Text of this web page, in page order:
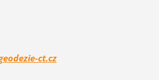
ct.cz